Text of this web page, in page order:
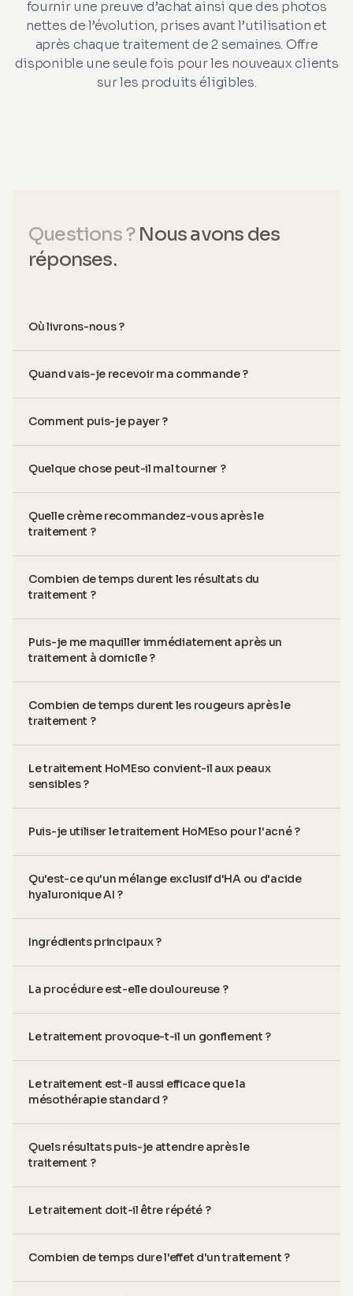
fournir une preuve d’achat ainsi que des photos
nettes de l’évolution, prises avant l’utilisation et
après chaque traitement de 2 semaines. Offre
disponible une seule fois pour les nouveaux clients
sur les produits éligibles.
Questions ? Nous avons des
réponses.
Où livrons-nous ?
Quand vais-je recevoir ma commande ?
Comment puis-je payer ?
Quelque chose peut-il mal tourner ?
Quelle crème recommandez-vous après le
traitement ?
Combien de temps durent les résultats du
traitement ?
Puis-je me maquiller immédiatement après un
traitement à domicile ?
Combien de temps durent les rougeurs après le
traitement ?
Le traitement HoMEso convient-il aux peaux
sensibles ?
Puis-je utiliser le traitement HoMEso pour l'acné ?
Qu'est-ce qu'un mélange exclusif d'HA ou d'acide
hyaluronique AI ?
Ingrédients principaux ?
La procédure est-elle douloureuse ?
Le traitement provoque-t-il un gonflement ?
Le traitement est-il aussi efficace que la
mésothérapie standard ?
Quels résultats puis-je attendre après le
traitement ?
Le traitement doit-il être répété ?
Combien de temps dure l'effet d'un traitement ?